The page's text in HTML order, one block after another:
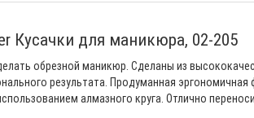
Кусачки для маникюра, 02-205
обрезной маникюр. Сделаны из
результата. Продуманная
алмазного круга. Отлично